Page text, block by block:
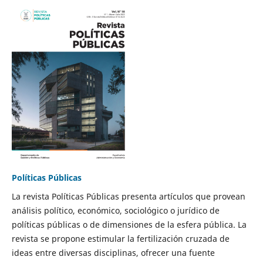
Políticas Públicas
La revista Políticas Públicas presenta artículos que provean
análisis político, económico, sociológico o jurídico de
políticas públicas o de dimensiones de la esfera pública. La
revista se propone estimular la fertilización cruzada de
ideas entre diversas disciplinas, ofrecer una fuente